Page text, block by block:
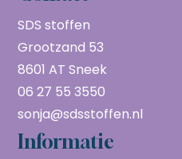
SDS stoffen
Grootzand 53
8601 AT Sneek
06 27 55 3550
sonja@sdsstoffen.nl
Informatie